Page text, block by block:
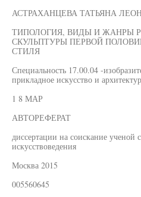
АСТРАХАНЦЕВА ТАТЬЯНА
ТИПОЛОГИЯ, ВИДЫ И ЖАНРЫ
СКУЛЬПТУРЫ ПЕРВОЙ
СТИЛЯ
Специальность 17.00.04 -
прикладное искусство и
1 8 МАР
АВТОРЕФЕРАТ
диссертации на соискание ученой
искусствоведения
Москва 2015
005560645